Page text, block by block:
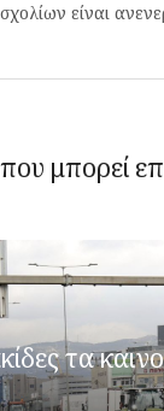
είναι
μπορεί
τα